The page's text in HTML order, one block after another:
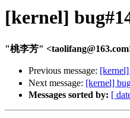
[kernel]
"桃李芳"
Previous message:
Next message: [kernel]
Messages sorted by: [